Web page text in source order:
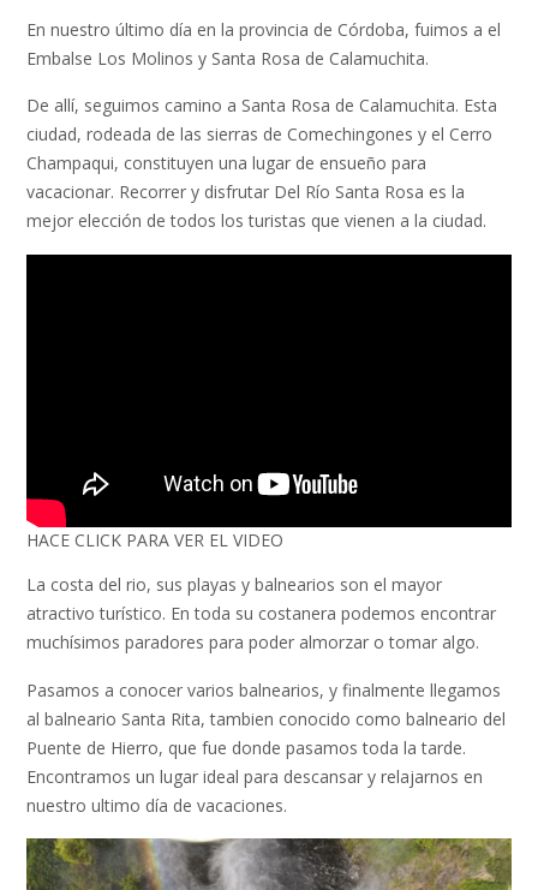
En nuestro último día en la provincia de Córdoba, fuimos a el
Embalse Los Molinos y Santa Rosa de Calamuchita.
De allí, seguimos camino a Santa Rosa de Calamuchita. Esta
ciudad, rodeada de las sierras de Comechingones y el Cerro
Champaqui, constituyen una lugar de ensueño para
vacacionar. Recorrer y disfrutar Del Río Santa Rosa es la
mejor elección de todos los turistas que vienen a la ciudad.
HACE CLICK PARA VER EL VIDEO
La costa del rio, sus playas y balnearios son el mayor
atractivo turístico. En toda su costanera podemos encontrar
muchísimos paradores para poder almorzar o tomar algo.
Pasamos a conocer varios balnearios, y finalmente llegamos
al balneario Santa Rita, tambien conocido como balneario del
Puente de Hierro, que fue donde pasamos toda la tarde.
Encontramos un lugar ideal para descansar y relajarnos en
nuestro ultimo día de vacaciones.